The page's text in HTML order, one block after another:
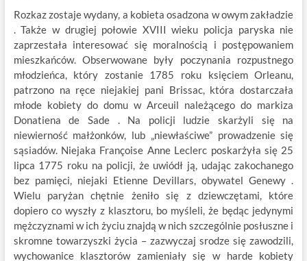
Rozkaz zostaje wydany, a kobieta osadzona w owym zakładzie
. Także w drugiej połowie XVIII wieku policja paryska nie
zaprzestała interesować się moralnością i postępowaniem
mieszkańców. Obserwowane były poczynania rozpustnego
młodzieńca, który zostanie 1785 roku księciem Orleanu,
patrzono na ręce niejakiej pani Brissac, która dostarczała
młode kobiety do domu w Arceuil należącego do markiza
Donatiena de Sade . Na policji ludzie skarżyli się na
niewierność małżonków, lub „niewłaściwe” prowadzenie się
sąsiadów. Niejaka Françoise Anne Leclerc poskarżyła się 25
lipca 1775 roku na policji, że uwiódł ją, udając zakochanego
bez pamięci, niejaki Etienne Devillars, obywatel Genewy .
Wielu paryżan chętnie żeniło się z dziewczętami, które
dopiero co wyszły z klasztoru, bo myśleli, że będąc jedynymi
mężczyznami w ich życiu znajdą w nich szczególnie posłuszne i
skromne towarzyszki życia – zazwyczaj srodze się zawodzili,
wychowanice klasztorów zamieniały się w harde kobiety